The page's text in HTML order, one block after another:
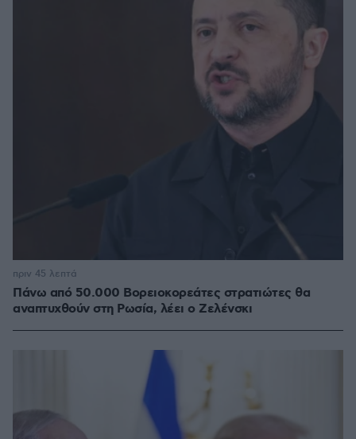
Πάνω από 50.000 Βορειοκορεάτες στρατιώτες θα
αναπτυχθούν στη Ρωσία, λέει ο Ζελένσκι
πριν 45 λεπτά